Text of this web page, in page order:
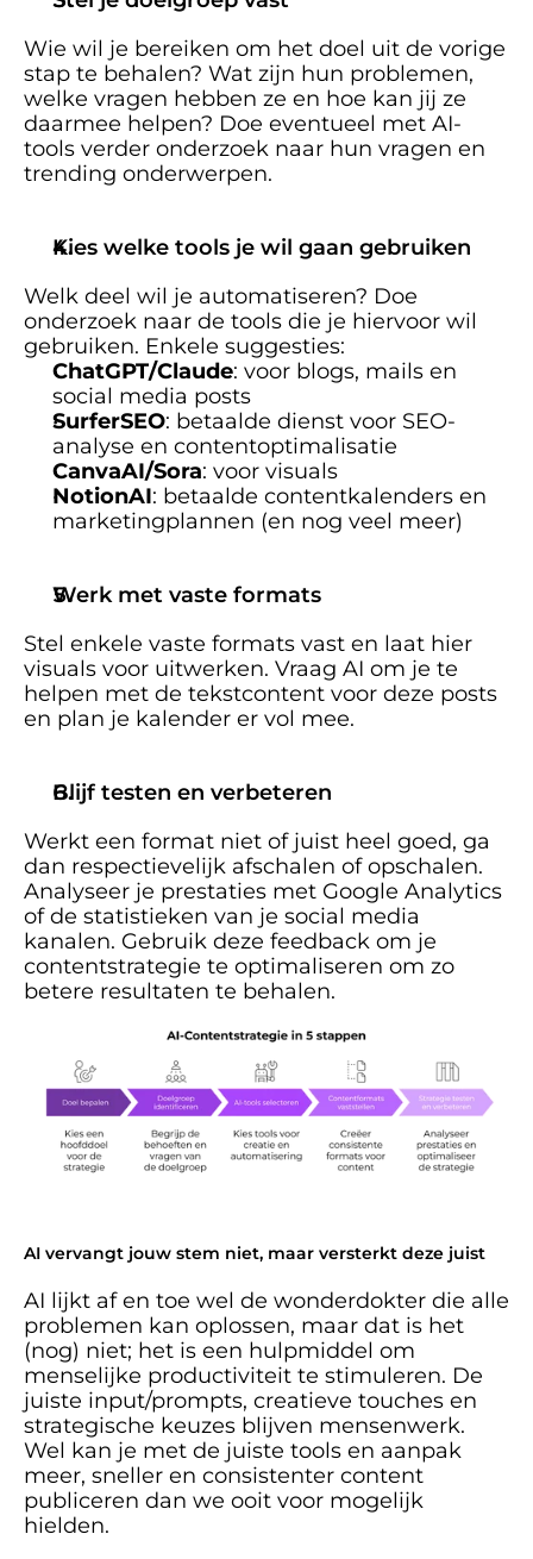
Wie wil je bereiken om het doel uit de vorige
stap te behalen? Wat zijn hun problemen,
welke vragen hebben ze en hoe kan jij ze
daarmee helpen? Doe eventueel met AI-
tools verder onderzoek naar hun vragen en
trending onderwerpen.
Kies welke tools je wil gaan gebruiken
Welk deel wil je automatiseren? Doe
onderzoek naar de tools die je hiervoor wil
gebruiken. Enkele suggesties:
ChatGPT/Claude: voor blogs, mails en
social media posts
SurferSEO: betaalde dienst voor SEO-
analyse en contentoptimalisatie
CanvaAI/Sora: voor visuals
NotionAI: betaalde contentkalenders en
marketingplannen (en nog veel meer)
Werk met vaste formats
Stel enkele vaste formats vast en laat hier
visuals voor uitwerken. Vraag AI om je te
helpen met de tekstcontent voor deze posts
en plan je kalender er vol mee.
Blijf testen en verbeteren
Werkt een format niet of juist heel goed, ga
dan respectievelijk afschalen of opschalen.
Analyseer je prestaties met Google Analytics
of de statistieken van je social media
kanalen. Gebruik deze feedback om je
contentstrategie te optimaliseren om zo
betere resultaten te behalen.
AI vervangt jouw stem niet, maar versterkt deze juist
AI lijkt af en toe wel de wonderdokter die alle
problemen kan oplossen, maar dat is het
(nog) niet; het is een hulpmiddel om
menselijke productiviteit te stimuleren. De
juiste input/prompts, creatieve touches en
strategische keuzes blijven mensenwerk.
Wel kan je met de juiste tools en aanpak
meer, sneller en consistenter content
publiceren dan we ooit voor mogelijk
hielden.